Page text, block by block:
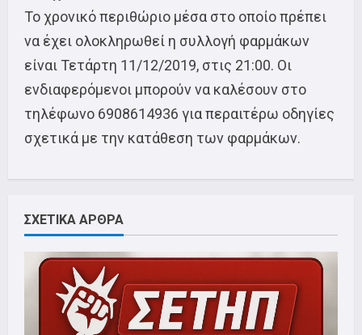
Το χρονικό περιθώριο μέσα στο οποίο πρέπει
να έχει ολοκληρωθεί η συλλογή φαρμάκων
είναι Τετάρτη 11/12/2019, στις 21:00. Οι
ενδιαφερόμενοι μπορούν να καλέσουν στο
τηλέφωνο 6908614936 για περαιτέρω οδηγίες
σχετικά με την κατάθεση των φαρμάκων.
ΣΧΕΤΙΚΑ ΑΡΘΡΑ